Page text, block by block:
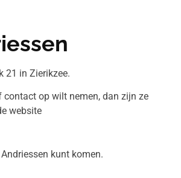
21 in Zierikzee.
op wilt nemen, dan zijn ze
website
kunt komen.